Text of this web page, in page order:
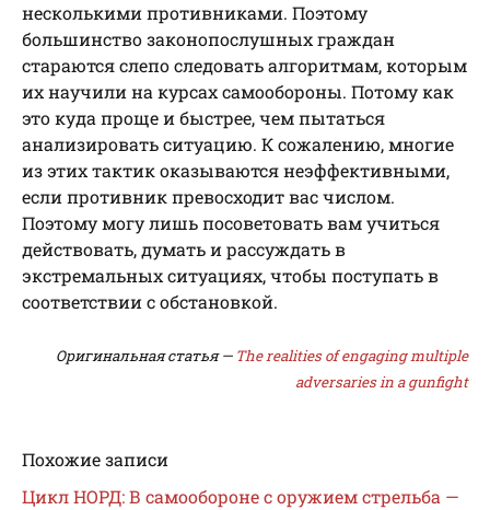
несколькими противниками. Поэтому
большинство законопослушных граждан
стараются слепо следовать алгоритмам, которым
их научили на курсах самообороны. Потому как
это куда проще и быстрее, чем пытаться
анализировать ситуацию. К сожалению, многие
из этих тактик оказываются неэффективными,
если противник превосходит вас числом.
Поэтому могу лишь посоветовать вам учиться
действовать, думать и рассуждать в
экстремальных ситуациях, чтобы поступать в
соответствии с обстановкой.
Оригинальная статья — The realities of engaging multiple
adversaries in a gunfight
Похожие записи
Цикл НОРД: В самообороне с оружием стрельба —